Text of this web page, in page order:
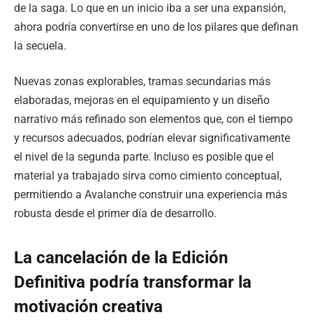
de la saga. Lo que en un inicio iba a ser una expansión,
ahora podría convertirse en uno de los pilares que definan
la secuela.
Nuevas zonas explorables, tramas secundarias más
elaboradas, mejoras en el equipamiento y un diseño
narrativo más refinado son elementos que, con el tiempo
y recursos adecuados, podrían elevar significativamente
el nivel de la segunda parte. Incluso es posible que el
material ya trabajado sirva como cimiento conceptual,
permitiendo a Avalanche construir una experiencia más
robusta desde el primer día de desarrollo.
La cancelación de la Edición
Definitiva podría transformar la
motivación creativa